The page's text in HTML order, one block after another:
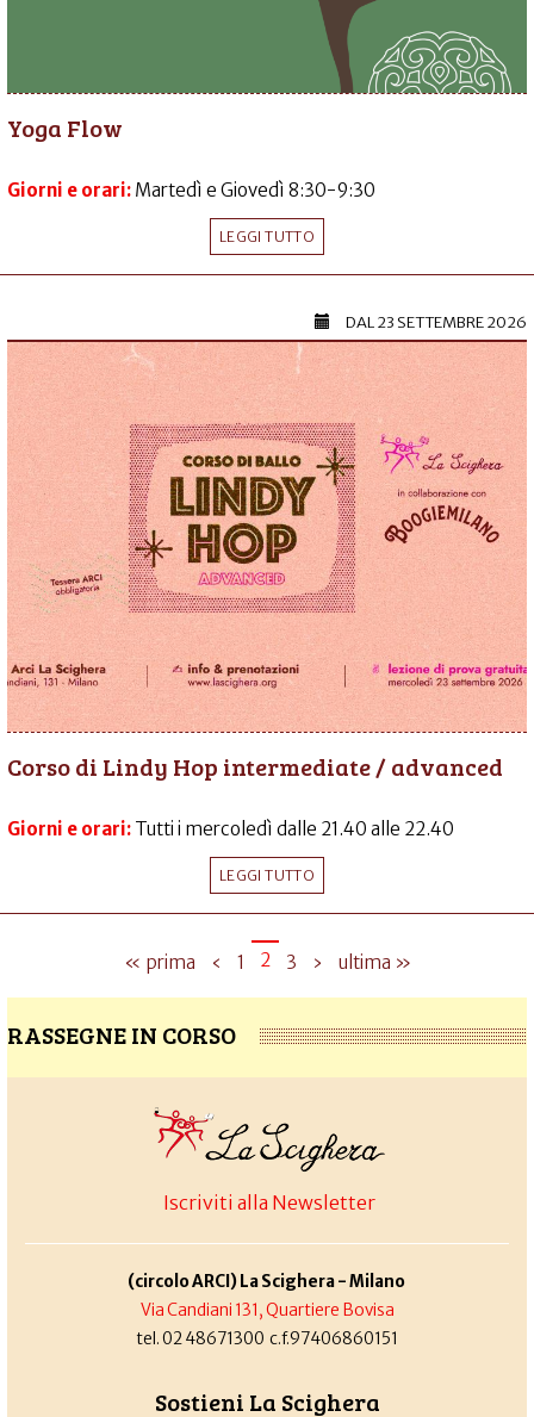
Yoga Flow
Giorni e orari: Martedì e Giovedì 8:30-9:30
LEGGI TUTTO
DAL23 SETTEMBRE 2026
Corso di Lindy Hop intermediate / advanced
Giorni e orari: Tutti i mercoledì dalle 21.40 alle 22.40
LEGGI TUTTO
« prima ‹ 1 2 3 › ultima »
RASSEGNE IN CORSO
Iscriviti alla Newsletter
(circolo ARCI) La Scighera - Milano
Via Candiani 131, Quartiere Bovisa
tel. 02 48671300 c.f.97406860151
Sostieni La Scighera